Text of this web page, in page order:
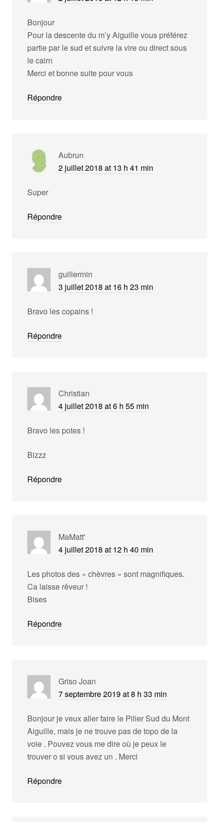
Bonjour
Pour la descente du m’y Aiguille vous préférez
partie par le sud et suivre la vire ou direct sous
le cairn
Merci et bonne suite pour vous
Répondre
Aubrun
2 juillet 2018 at 13 h 41 min
Super
Répondre
guillermin
3 juillet 2018 at 16 h 23 min
Bravo les copains !
Répondre
Christian
4 juillet 2018 at 6 h 55 min
Bravo les potes !
Bizzz
Répondre
MaMatt'
4 juillet 2018 at 12 h 40 min
Les photos des « chèvres » sont magnifiques.
Ca laisse rêveur !
Bises
Répondre
Griso Joan
7 septembre 2019 at 8 h 33 min
Bonjour je veux aller faire le Pilier Sud du Mont
Aiguille, mais je ne trouve pas de topo de la
voie . Pouvez vous me dire où je peux le
trouver o si vous avez un . Merci
Répondre